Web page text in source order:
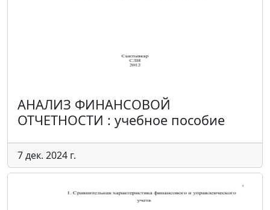
АНАЛИЗ ФИНАНСОВОЙ
ОТЧЕТНОСТИ : учебное пособие
7 дек. 2024 г.